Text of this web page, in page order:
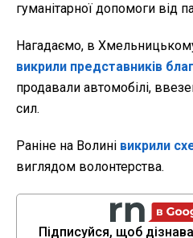
гуманітарної допомоги від
Нагадаємо, в
викрили представників
продавали автомобілі,
сил.
Раніне на Волині викрили
виглядом волонтерства.
Підписуйся, щоб